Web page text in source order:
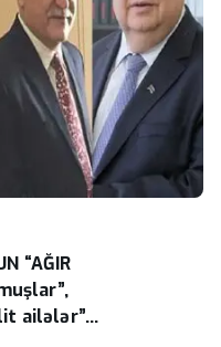
“AĞIR
ailələr”...